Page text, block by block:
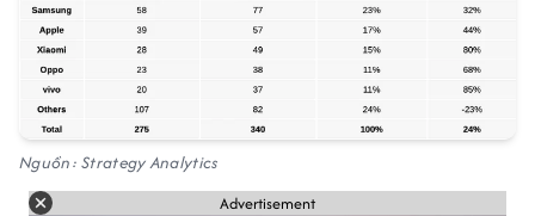
Nguồn: Strategy Analytics
Advertisement